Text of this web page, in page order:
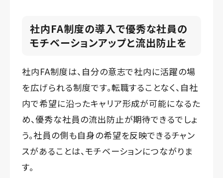
社内FA制度の導入で優秀な社員の
モチベーションアップと流出防止を
社内FA制度は、自分の意志で社内に活躍の場
を広げられる制度です。転職することなく、自社
内で希望に沿ったキャリア形成が可能になるた
め、優秀な社員の流出防止が期待できるでしょ
う。社員の側も自身の希望を反映できるチャン
スがあることは、モチベーションにつながりま
す。